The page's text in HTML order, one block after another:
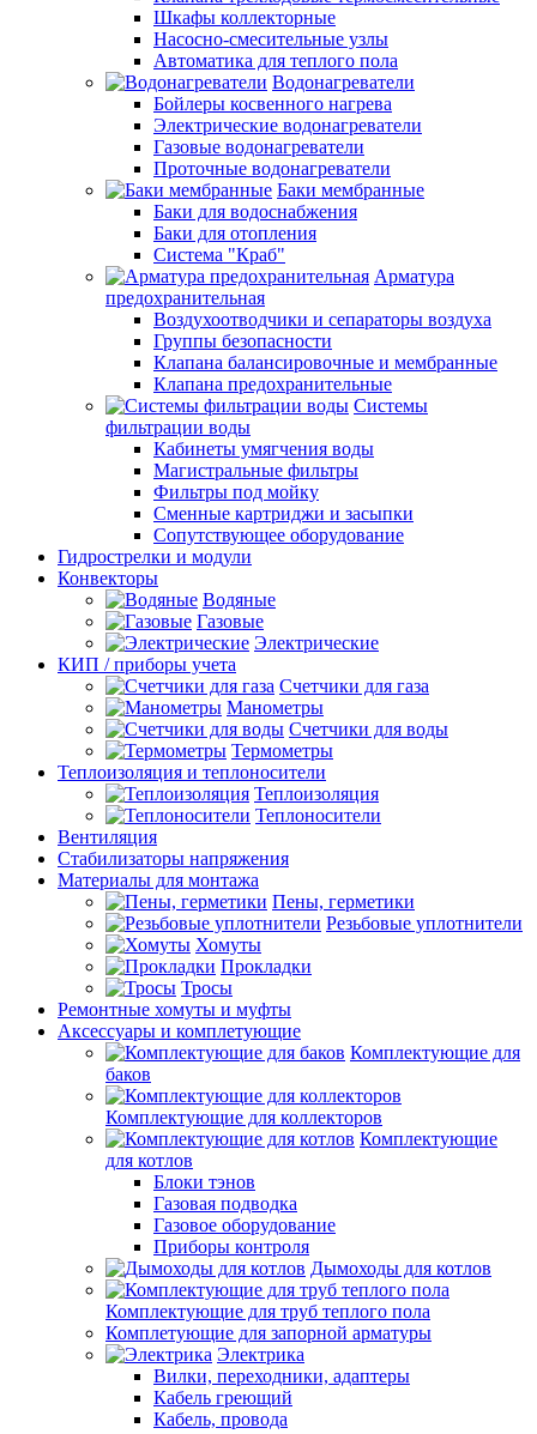
Шкафы коллекторные
Насосно-смесительные узлы
Автоматика для теплого пола
Водонагреватели
Бойлеры косвенного нагрева
Электрические водонагреватели
Газовые водонагреватели
Проточные водонагреватели
Баки мембранные
Баки для водоснабжения
Баки для отопления
Система "Краб"
Арматура
предохранительная
Воздухоотводчики и сепараторы воздуха
Группы безопасности
Клапана балансировочные и мембранные
Клапана предохранительные
Системы
фильтрации воды
Кабинеты умягчения воды
Магистральные фильтры
Фильтры под мойку
Сменные картриджи и засыпки
Сопутствующее оборудование
Гидрострелки и модули
Конвекторы
Водяные
Газовые
Электрические
КИП / приборы учета
Счетчики для газа
Манометры
Счетчики для воды
Термометры
Теплоизоляция и теплоносители
Теплоизоляция
Теплоносители
Вентиляция
Стабилизаторы напряжения
Материалы для монтажа
Пены, герметики
Резьбовые уплотнители
Хомуты
Прокладки
Тросы
Ремонтные хомуты и муфты
Аксессуары и комплетующие
Комплектующие для
баков
Комплектующие для коллекторов
Комплектующие
для котлов
Блоки тэнов
Газовая подводка
Газовое оборудование
Приборы контроля
Дымоходы для котлов
Комплектующие для труб теплого пола
Комплетующие для запорной арматуры
Электрика
Вилки, переходники, адаптеры
Кабель греющий
Кабель, провода